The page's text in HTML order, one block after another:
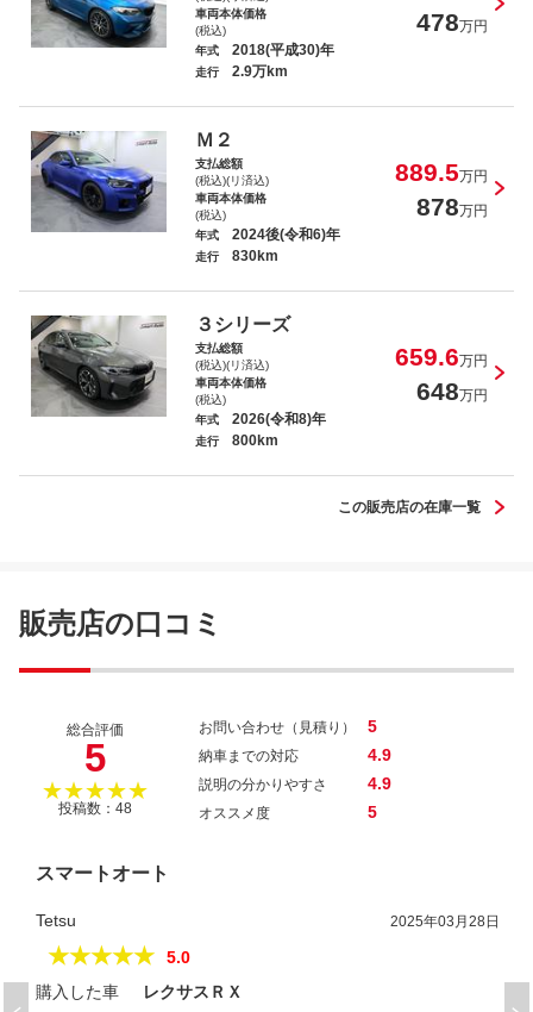
ポーツ
Ｍ・ベンツ Ｇ４００ｄ マヌファクトゥー
アエディション
Ｍ・ベンツ Ｇ３５０ｄ ＡＭＧライン
車両本体価格
(税込)
478万円
年式 2018(平成30)年
走行 2.9万km
Ｍ２
支払総額
(税込)(リ済込)
889.5万円
車両本体価格
(税込)
878万円
年式 2024後(令和6)年
走行 830km
３シリーズ
支払総額
(税込)(リ済込)
659.6万円
車両本体価格
(税込)
648万円
年式 2026(令和8)年
走行 800km
この販売店の在庫一覧
販売店の口コミ
総合評価
5
★★★★★
投稿数：48
お問い合わせ（見積り） 5
納車までの対応 4.9
説明の分かりやすさ 4.9
オススメ度 5
スマートオート
Tetsu 2025年03月28日
★★★★★
5.0
購入した車
レクサスＲＸ